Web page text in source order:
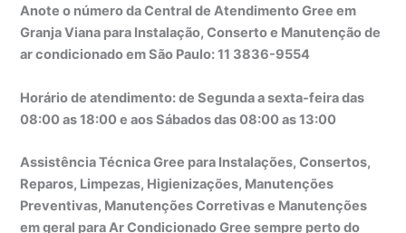
Anote o número da Central de Atendimento Gree em
Granja Viana para Instalação, Conserto e Manutenção de
ar condicionado em São Paulo: 11 3836-9554
Horário de atendimento: de Segunda a sexta-feira das
08:00 as 18:00 e aos Sábados das 08:00 as 13:00
Assistência Técnica Gree para Instalações, Consertos,
Reparos, Limpezas, Higienizações, Manutenções
Preventivas, Manutenções Corretivas e Manutenções
em geral para Ar Condicionado Gree sempre perto do